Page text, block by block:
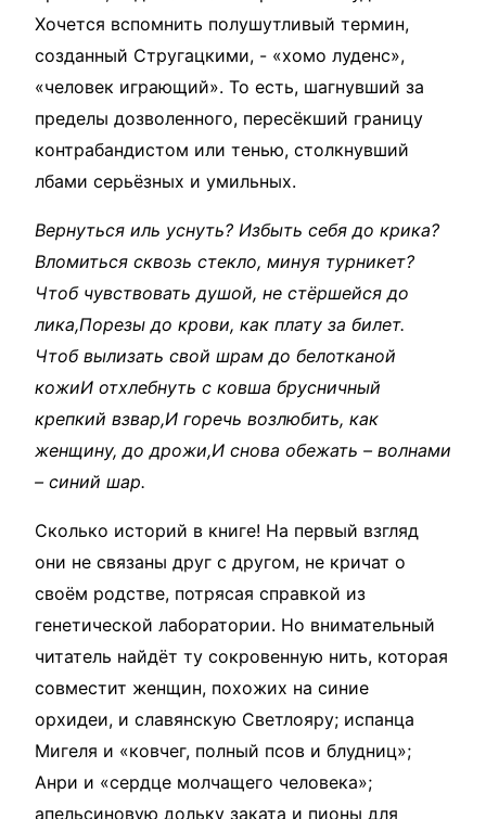
Хочется вспомнить полушутливый термин,
созданный Стругацкими, - «хомо луденс»,
«человек играющий». То есть, шагнувший за
пределы дозволенного, пересёкший границу
контрабандистом или тенью, столкнувший
лбами серьёзных и умильных.
Вернуться иль уснуть? Избыть себя до крика?
Вломиться сквозь стекло, минуя турникет?
Чтоб чувствовать душой, не стёршейся до
лика,Порезы до крови, как плату за билет.
Чтоб вылизать свой шрам до белотканой
кожиИ отхлебнуть с ковша брусничный
крепкий взвар,И горечь возлюбить, как
женщину, до дрожи,И снова обежать – волнами
– синий шар.
Сколько историй в книге! На первый взгляд
они не связаны друг с другом, не кричат о
своём родстве, потрясая справкой из
генетической лаборатории. Но внимательный
читатель найдёт ту сокровенную нить, которая
совместит женщин, похожих на синие
орхидеи, и славянскую Светлояру; испанца
Мигеля и «ковчег, полный псов и блудниц»;
Анри и «сердце молчащего человека»;
апельсиновую дольку заката и пионы для